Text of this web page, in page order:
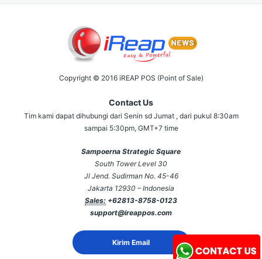
Copyright © 2016 iREAP POS (Point of Sale)
Contact Us
Tim kami dapat dihubungi dari Senin sd Jumat , dari pukul 8:30am
sampai 5:30pm, GMT+7 time
Sampoerna Strategic Square
South Tower Level 30
Jl Jend. Sudirman No. 45-46
Jakarta 12930 – Indonesia
Sales: +62813-8758-0123
support@ireappos.com
Kirim Email